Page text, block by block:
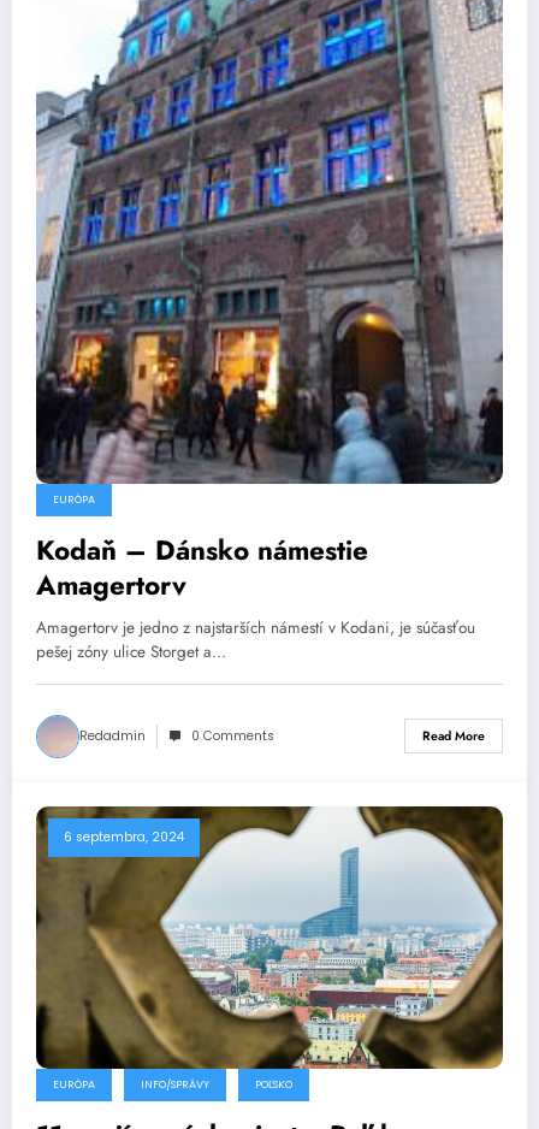
EURÓPA
Kodaň – Dánsko námestie
Amagertorv
Amagertorv je jedno z najstarších námestí v Kodani, je súčasťou
pešej zóny ulice Storget a…
Redadmin 0 Comments Read More
6 septembra, 2024
EURÓPA INFO/SPRÁVY POĽSKO